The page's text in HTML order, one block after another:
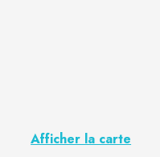
Afficher la carte